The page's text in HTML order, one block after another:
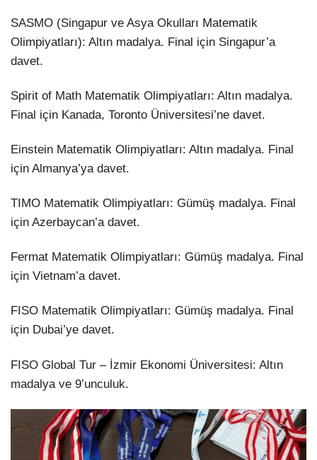
SASMO (Singapur ve Asya Okulları Matematik
Olimpiyatları): Altın madalya. Final için Singapur’a
davet.
Spirit of Math Matematik Olimpiyatları: Altın madalya.
Final için Kanada, Toronto Üniversitesi’ne davet.
Einstein Matematik Olimpiyatları: Altın madalya. Final
için Almanya’ya davet.
TIMO Matematik Olimpiyatları: Gümüş madalya. Final
için Azerbaycan’a davet.
Fermat Matematik Olimpiyatları: Gümüş madalya. Final
için Vietnam’a davet.
FISO Matematik Olimpiyatları: Gümüş madalya. Final
için Dubai’ye davet.
FISO Global Tur – İzmir Ekonomi Üniversitesi: Altın
madalya ve 9’unculuk.